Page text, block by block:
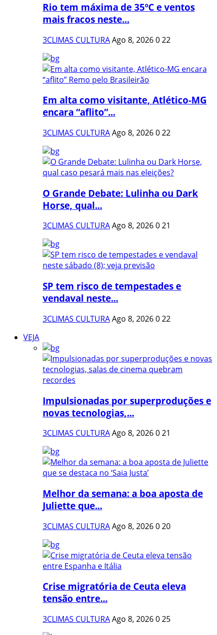
Rio tem máxima de 35ºC e ventos
mais fracos neste...
3CLIMAS CULTURAAgo 8, 2026022
Em alta como visitante, Atlético-MG
encara “aflito”...
3CLIMAS CULTURAAgo 8, 2026022
O Grande Debate: Lulinha ou Dark
Horse, qual...
3CLIMAS CULTURAAgo 8, 2026021
SP tem risco de tempestades e
vendaval neste...
3CLIMAS CULTURAAgo 8, 2026022
VEJA
Impulsionadas por superproduções e
novas tecnologias,...
3CLIMAS CULTURAAgo 8, 2026021
Melhor da semana: a boa aposta de
Juliette que...
3CLIMAS CULTURAAgo 8, 2026020
Crise migratória de Ceuta eleva
tensão entre...
3CLIMAS CULTURAAgo 8, 2026025